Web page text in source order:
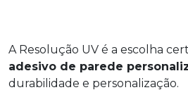
A Resolução UV é a escolha
adesivo de parede
durabilidade e personalização.